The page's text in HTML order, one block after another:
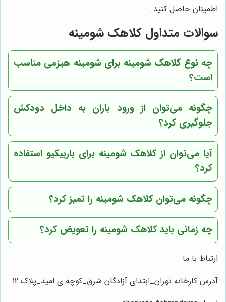
اطمینان حاصل کنید.
سوالات متداول کلاهک شومینه
چه نوع کلاهک شومینه برای شومینه هیزمی مناسب
است؟
چگونه می‌توان از ورود باران به داخل دودکش
جلوگیری کرد؟
آیا می‌توان از کلاهک شومینه برای باربیکیو استفاده
کرد؟
چگونه می‌توان کلاهک شومینه را تمیز کرد؟
چه زمانی باید کلاهک شومینه را تعویض کرد؟
ارتباط با ما
آدرس کارخانه تهران_ابتدای آزادگان شرق_کوچه ی امید_پلاک 12